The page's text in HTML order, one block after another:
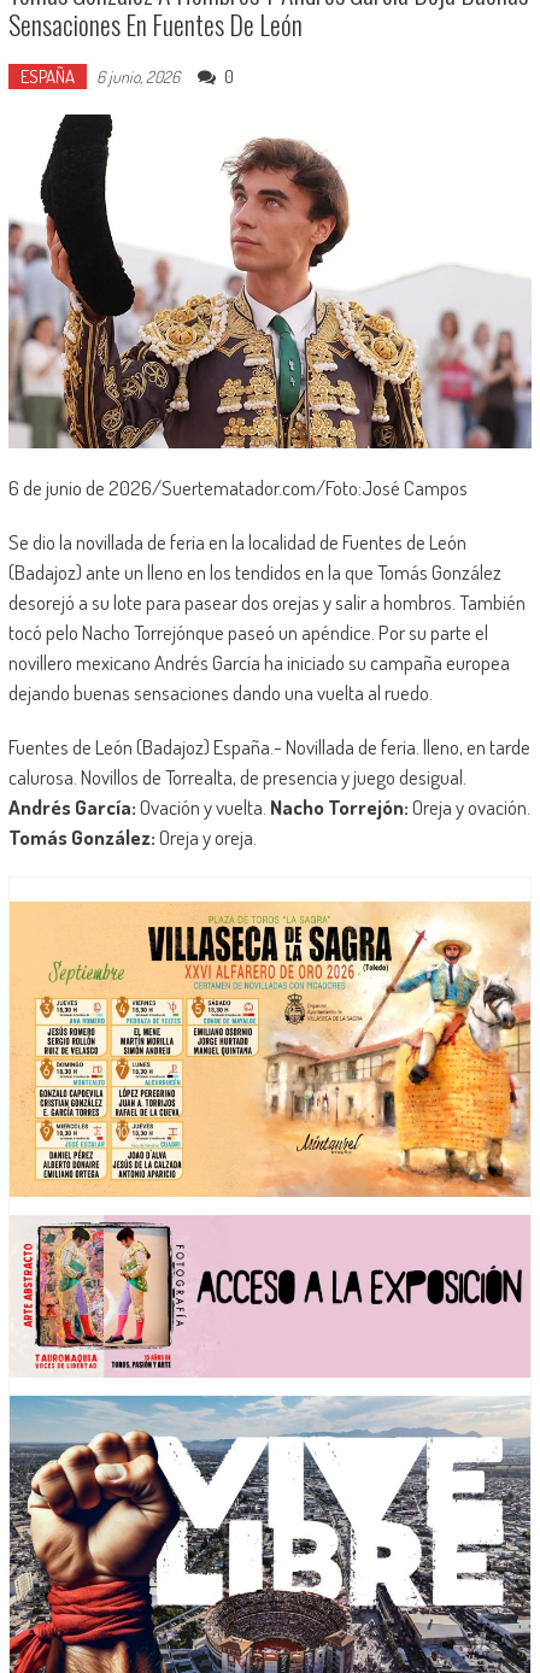
Sensaciones En Fuentes De León
ESPAÑA 6 junio, 2026 0
6 de junio de 2026/Suertematador.com/Foto:José Campos
Se dio la novillada de feria en la localidad de Fuentes de León
(Badajoz) ante un lleno en los tendidos en la que Tomás González
desorejó a su lote para pasear dos orejas y salir a hombros. También
tocó pelo Nacho Torrejónque paseó un apéndice. Por su parte el
novillero mexicano Andrés García ha iniciado su campaña europea
dejando buenas sensaciones dando una vuelta al ruedo.
Fuentes de León (Badajoz) España.- Novillada de feria. lleno, en tarde
calurosa. Novillos de Torrealta, de presencia y juego desigual.
Andrés García:Ovación y vuelta. Nacho Torrejón:Oreja y ovación.
Tomás González:Oreja y oreja.